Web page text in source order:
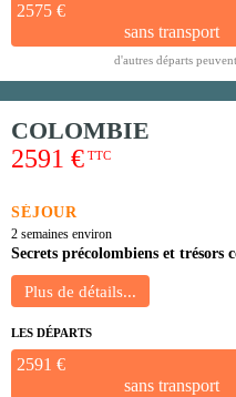
2575 €
sans transport
d'autres départs
COLOMBIE
2591 € TTC
SÉJOUR
2 semaines environ
Secrets précolombiens et trésors
LES DÉPARTS
2591 €
sans transport